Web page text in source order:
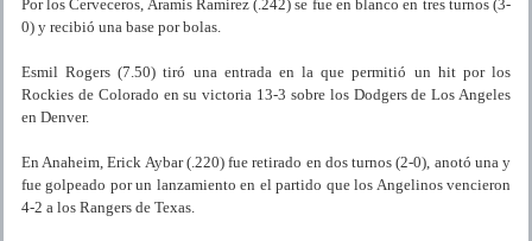
Por los Cerveceros, Aramis Ramírez (.242) se fue en blanco en tres turnos (3-
0) y recibió una base por bolas.
Esmil Rogers (7.50) tiró una entrada en la que permitió un hit por los
Rockies de Colorado en su victoria 13-3 sobre los Dodgers de Los Angeles
en Denver.
En Anaheim, Erick Aybar (.220) fue retirado en dos turnos (2-0), anotó una y
fue golpeado por un lanzamiento en el partido que los Angelinos vencieron
4-2 a los Rangers de Texas.